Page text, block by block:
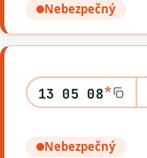
Nebezpečný
13 05 08*
Nebezpečný